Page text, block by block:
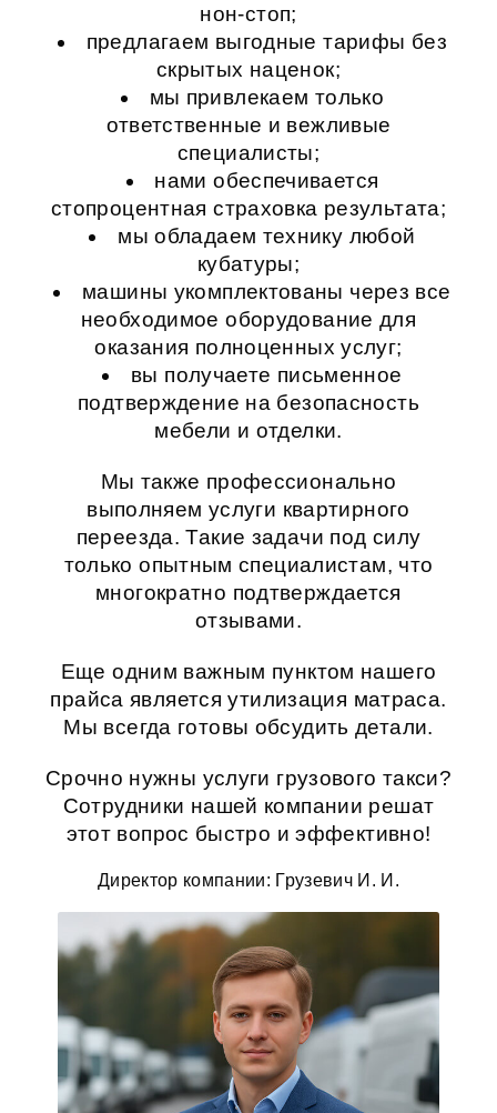
нон-стоп;
предлагаем выгодные тарифы без
скрытых наценок;
мы привлекаем только
ответственные и вежливые
специалисты;
нами обеспечивается
стопроцентная страховка результата;
мы обладаем технику любой
кубатуры;
машины укомплектованы через все
необходимое оборудование для
оказания полноценных услуг;
вы получаете письменное
подтверждение на безопасность
мебели и отделки.
Мы также профессионально
выполняем услуги квартирного
переезда. Такие задачи под силу
только опытным специалистам, что
многократно подтверждается
отзывами.
Еще одним важным пунктом нашего
прайса являетсяутилизация матраса.
Мы всегда готовы обсудить детали.
Срочно нужны услуги грузового такси?
Сотрудники нашей компании решат
этот вопрос быстро и эффективно!
Директор компании: Грузевич И. И.